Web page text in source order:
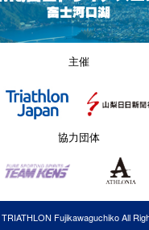
主催
協力団体
Fujikawaguchiko All